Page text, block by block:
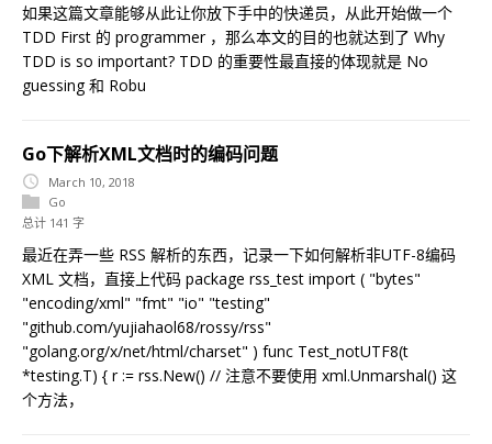
如果这篇文章能够从此让你放下手中的快递员，从此开始做一个
TDD First 的 programmer ，那么本文的目的也就达到了 Why
TDD is so important? TDD 的重要性最直接的体现就是 No
guessing 和 Robu
Go下解析XML文档时的编码问题
March 10, 2018
Go
总计 141 字
最近在弄一些 RSS 解析的东西，记录一下如何解析非UTF-8编码
XML 文档，直接上代码 package rss_test import ( "bytes"
"encoding/xml" "fmt" "io" "testing"
"github.com/yujiahaol68/rossy/rss"
"golang.org/x/net/html/charset" ) func Test_notUTF8(t
*testing.T) { r := rss.New() // 注意不要使用 xml.Unmarshal() 这
个方法，